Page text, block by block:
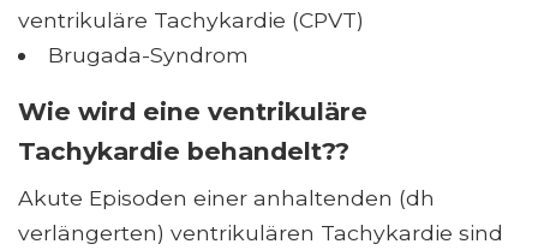
ventrikuläre Tachykardie (CPVT)
Brugada-Syndrom
Wie wird eine ventrikuläre
Tachykardie behandelt??
Akute Episoden einer anhaltenden (dh
verlängerten) ventrikulären Tachykardie sind